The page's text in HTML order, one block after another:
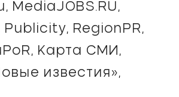
MediaJOBS.RU,
Publicity, RegionPR,
Карта СМИ,
известия»,